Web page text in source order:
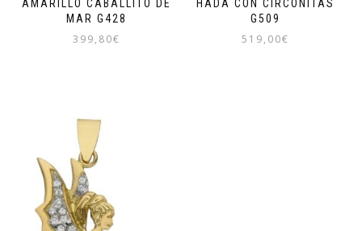
AMARILLO CABALLITO DE
MAR G428
399,80€
HADA CON CIRCONITAS
G509
519,00€